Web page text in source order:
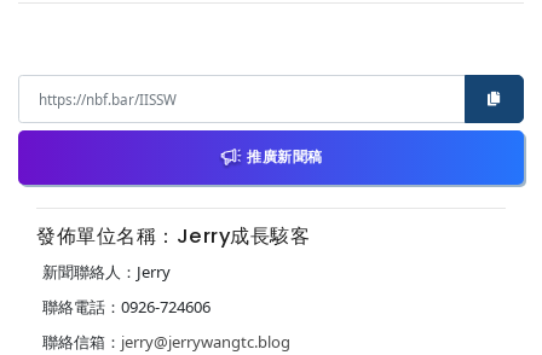
推廣新聞稿
發佈單位名稱：Jerry成長駭客
新聞聯絡人：Jerry
聯絡電話：0926-724606
聯絡信箱： jerry@jerrywangtc.blog